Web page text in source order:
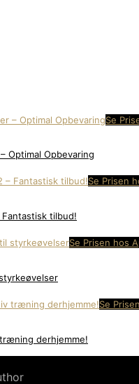
Se
Optimal Opbevaring
Se Prisen
tilbud!
Se Prisen hos
Se
derhjemme!